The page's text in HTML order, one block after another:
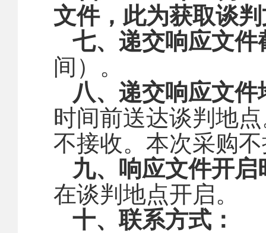
文件，此为获取谈
七、递交响应文件
间）。
八、递交响应文件
时间前送达谈判地
不接收。本次采购
九、响应文件开启
在谈判地点开启。
十、联系方式：